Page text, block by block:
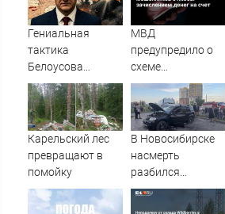
Гениальная
тактика
Белоусова
сработала:
Мощнейший удар
на самом
неожиданном
Армия
реку. Ключевой
МВД
предупредило о
схеме
мошенников с
якобы
зачислением
денег на счет
Карельский лес
превращают в
помойку
В Новосибирске
насмерть
разбился
мотоциклист